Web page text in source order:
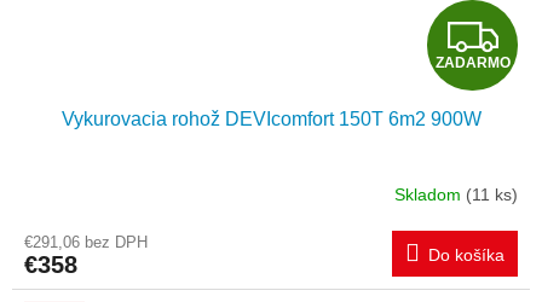
Z
A
A
R
M
ZADARMO
Vykurovacia rohož DEVIcomfort 150T 6m2 900W
Skladom (11 ks)
€291,06 bez DPH
€358 Do košíka